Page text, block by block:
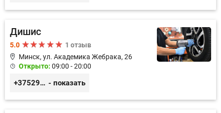
Дишис
5.0
1 отзыв
Минск, ул. Академика Жебрака, 26
Открыто: 09:00 - 20:00
+375293877773 - показать